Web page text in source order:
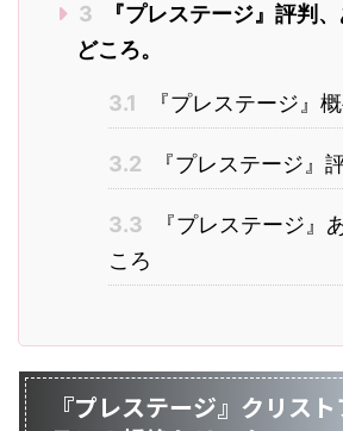
3
『プレステージ』評判
どころ。
3.1 『プレステージ』
3.2 『プレステージ』
3.3
『プレステージ』
ころ
『プレステージ』クリス